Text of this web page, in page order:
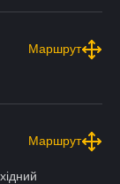
Маршрут
Маршрут